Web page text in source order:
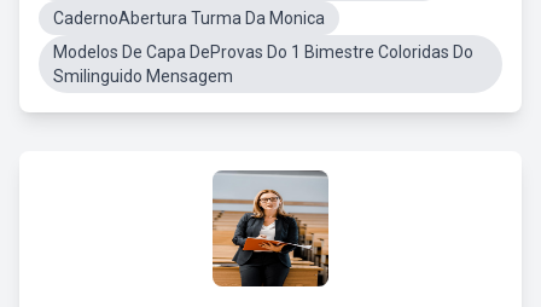
CadernoAbertura Turma Da Monica
Modelos De Capa DeProvas Do 1 Bimestre Coloridas Do
Smilinguido Mensagem